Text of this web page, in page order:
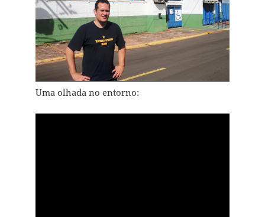
Uma olhada no entorno: